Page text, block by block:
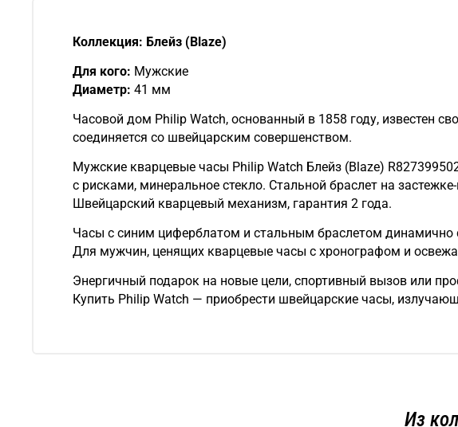
Коллекция: Блейз (Blaze)
Для кого: Мужские
Диаметр: 41 мм
Часовой дом Philip Watch, основанный в 1858 году, известен
соединяется со швейцарским совершенством.
Мужские кварцевые часы Philip Watch Блейз (Blaze)
с рисками, минеральное стекло. Стальной браслет на
Швейцарский кварцевый механизм, гарантия 2 года.
Часы с синим циферблатом и стальным браслетом
Для мужчин, ценящих кварцевые часы с хронографом и
Энергичный подарок на новые цели, спортивный вызов или
Купить Philip Watch — приобрести швейцарские часы,
Из